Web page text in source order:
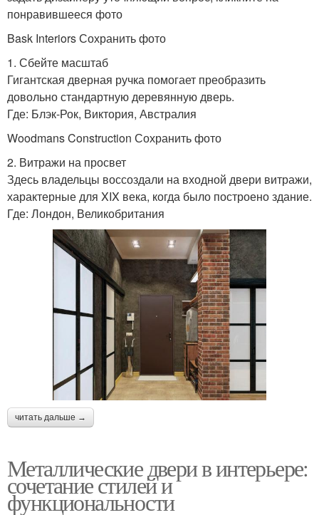
понравившееся фото
Bask Interiors Сохранить фото
1. Сбейте масштаб
Гигантская дверная ручка помогает преобразить
довольно стандартную деревянную дверь.
Где: Блэк-Рок, Виктория, Австралия
Woodmans Construction Сохранить фото
2. Витражи на просвет
Здесь владельцы воссоздали на входной двери витражи,
характерные для XIX века, когда было построено здание.
Где: Лондон, Великобритания
читать дальше →
Металлические двери в интерьере:
сочетание стилей и
функциональности